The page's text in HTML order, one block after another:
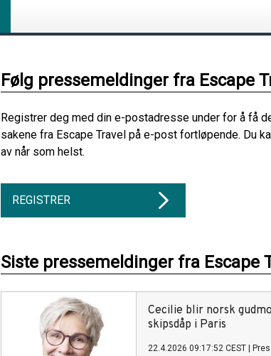
Følg pressemeldinger fra Escape
Registrer deg med din e-postadresse under for å få
sakene fra Escape Travel på e-post fortløpende. Du
av når som helst.
REGISTRER
Siste pressemeldinger fra Escape
Cecilie blir norsk
skipsdåp i Paris
22.4.2026 09:17:52 CEST